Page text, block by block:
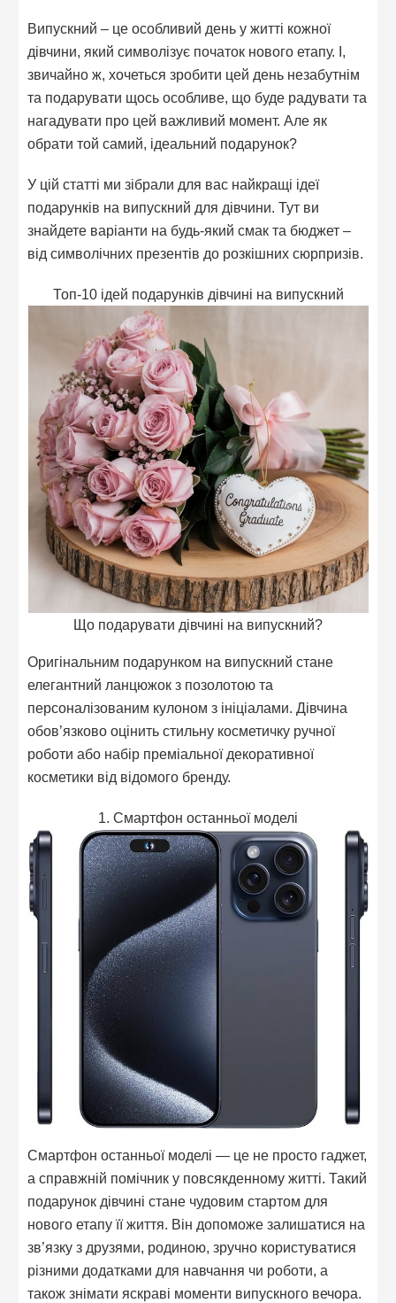
Випускний – це особливий день у житті кожної
дівчини, який символізує початок нового етапу. І,
звичайно ж, хочеться зробити цей день незабутнім
та подарувати щось особливе, що буде радувати та
нагадувати про цей важливий момент. Але як
обрати той самий, ідеальний подарунок?
У цій статті ми зібрали для вас найкращі ідеї
подарунків на випускний для дівчини. Тут ви
знайдете варіанти на будь-який смак та бюджет –
від символічних презентів до розкішних сюрпризів.
Топ-10 ідей подарунків дівчині на випускний
Що подарувати дівчині на випускний?
Оригінальним подарунком на випускний стане
елегантний ланцюжок з позолотою та
персоналізованим кулоном з ініціалами. Дівчина
обов’язково оцінить стильну косметичку ручної
роботи або набір преміальної декоративної
косметики від відомого бренду.
1. Смартфон останньої моделі
Смартфон останньої моделі — це не просто гаджет,
а справжній помічник у повсякденному житті. Такий
подарунок дівчині стане чудовим стартом для
нового етапу її життя. Він допоможе залишатися на
зв’язку з друзями, родиною, зручно користуватися
різними додатками для навчання чи роботи, а
також знімати яскраві моменти випускного вечора.